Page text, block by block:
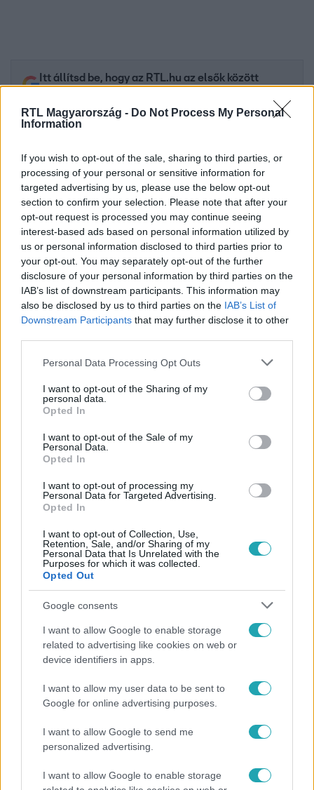
RTL Magyarország - Do Not Process My Personal
Information
If you wish to opt-out of the sale, sharing to third parties, or
processing of your personal or sensitive information for
targeted advertising by us, please use the below opt-out
section to confirm your selection. Please note that after your
opt-out request is processed you may continue seeing
interest-based ads based on personal information utilized by
us or personal information disclosed to third parties prior to
your opt-out. You may separately opt-out of the further
disclosure of your personal information by third parties on the
IAB’s list of downstream participants. This information may
also be disclosed by us to third parties on the IAB’s List of
Downstream Participants that may further disclose it to other
Please note that this website/app uses one or more Google
not limited to your visit or usage behaviour. You may click to
grant or deny consent to Google and its third-party tags to
use your data for below specified purposes in below Google
consent section.
Personal Data Processing Opt Outs
I want to opt-out of the Sharing of my
personal data.
Opted In
I want to opt-out of the Sale of my
Personal Data.
Opted In
I want to opt-out of processing my
Personal Data for Targeted Advertising.
Opted In
I want to opt-out of Collection, Use,
Retention, Sale, and/or Sharing of my
Personal Data that Is Unrelated with the
Purposes for which it was collected.
Opted Out
Google consents
I want to allow Google to enable storage
related to advertising like cookies on web or
device identifiers in apps.
I want to allow my user data to be sent to
Google for online advertising purposes.
I want to allow Google to send me
personalized advertising.
I want to allow Google to enable storage
Itt állítsd be, hogy az RTL.hu az elsők között
legyen a Google-találatokban!
Kövess minket, és értesülj a friss hírekről a
Facebookon is!
DANICS DÓRA
Népszerű